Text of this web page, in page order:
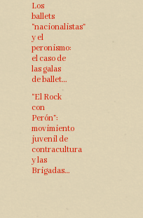
Los
ballets
“nacionalistas”
y el
peronismo:
el caso de
las galas
de ballet…
“El Rock
con
Perón”:
movimiento
juvenil de
contracultura
y las
Brigadas…